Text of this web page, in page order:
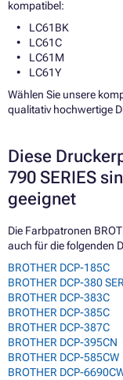
kompatibel:
LC61BK
LC61C
LC61M
LC61Y
Wählen Sie unsere
qualitativ hochwertige
Diese
790 SERIES
geeignet
Die Farbpatronen
auch für die folgenden
BROTHER DCP-185C
BROTHER DCP-380
BROTHER DCP-383C
BROTHER DCP-385C
BROTHER DCP-387C
BROTHER DCP-395CN
BROTHER DCP-585CW
BROTHER DCP-